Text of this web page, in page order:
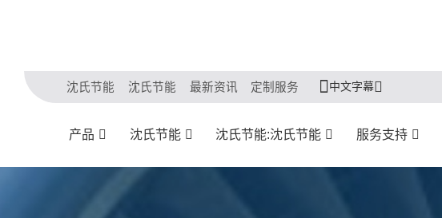
沈氏节能 沈氏节能 最新资讯 定制服务 中文字幕
产品 沈氏节能 沈氏节能:沈氏节能 服务支持